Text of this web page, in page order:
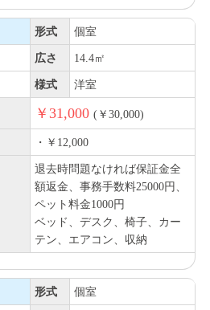
形式 個室
広さ 14.4㎡
様式 洋室
￥31,000 (￥30,000)
・￥12,000
退去時問題なければ保証金全
額返金、事務手数料25000円、
ペット料金1000円
ベッド、デスク、椅子、カー
テン、エアコン、収納
形式 個室